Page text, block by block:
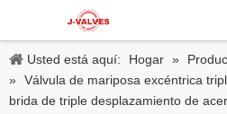
Usted está aquí: Hogar »
» Válvula de mariposa excéntrica
brida de triple desplazamiento de